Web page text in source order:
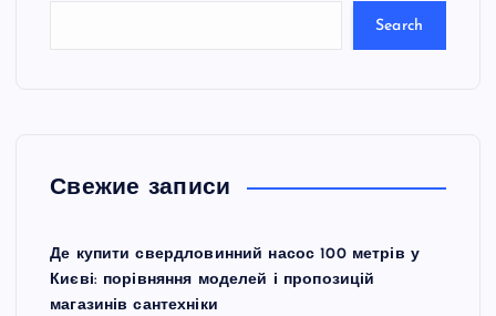
Search
Свежие записи
Де купити свердловинний насос 100 метрів у
Києві: порівняння моделей і пропозицій
магазинів сантехніки